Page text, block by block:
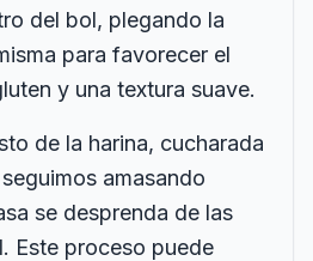
del bol, plegando la
para favorecer el
y una textura suave.
de la harina, cucharada
amasando
se desprenda de las
Este proceso puede